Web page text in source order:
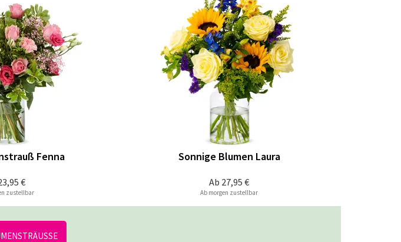
€
Fenna
zustellbar
Ab 27,95 €
Sonnige Blumen Laura
Ab morgen zustellbar